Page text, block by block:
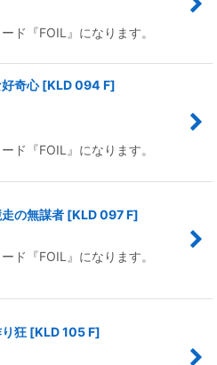
ド『FOIL』になります。
好奇心 [KLD 094 F]
ド『FOIL』になります。
走の無謀者 [KLD 097 F]
ド『FOIL』になります。
り狂 [KLD 105 F]